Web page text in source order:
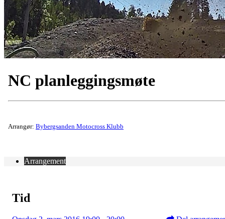
NC planleggingsmøte
Arrangør: Bybergsanden Motocross Klubb
Arrangement
Tid